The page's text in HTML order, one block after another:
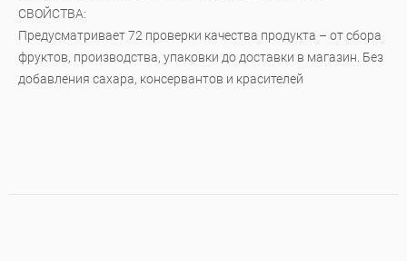
СВОЙСТВА:
Предусматривает 72 проверки качества продукта – от сбора
фруктов, производства, упаковки до доставки в магазин. Без
добавления сахара, консервантов и красителей